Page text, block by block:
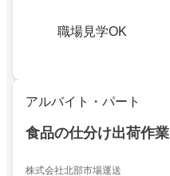
職場見学OK
アルバイト・パート
食品の仕分け出荷作業
株式会社北部市場運送